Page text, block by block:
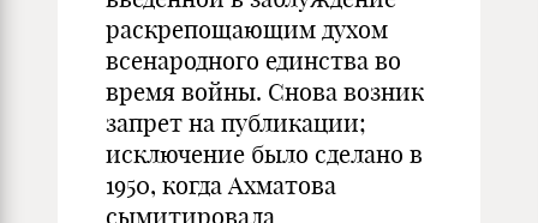
раскрепощающим духом
всенародного единства во
время войны. Снова возник
запрет на публикации;
исключение было сделано в
1950, когда Ахматова
сымитировала